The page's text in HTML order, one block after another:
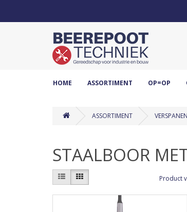
HOME ASSORTIMENT OP=OP
ASSORTIMENT
STAALBOOR
Product